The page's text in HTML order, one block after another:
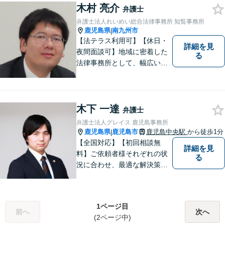
に強みあり！親身になって最
後までサポートいたします。
木村 亮介 弁護士
弁護士法人れいめい総合法律事務所 知覧事務所
鹿児島県|南九州市
【法テラス利用可】【休日・
夜間面談可】地域に密着した
法律事務所として、幅広い分
なことやお困りごとがござい
ましたらお早めにご相談くだ
さい。
詳細を見
る
木下 一達 弁護士
弁護士法人グレイス 鹿児島事務所
鹿児島県|鹿児島市 鹿児島中央駅 から徒歩1分
【全国対応】【初回相談無
料】ご依頼者様それぞれの状
況に合わせ、最適な解決策を
き合い、解決までしっかりサ
ポートします。【電話・WEB
詳細を見
る
前へ
1ページ目
(2ページ中)
次へ